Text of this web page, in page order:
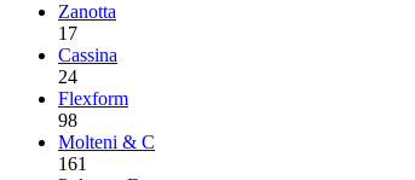
Zanotta
17
Cassina
24
Flexform
98
Molteni & C
161